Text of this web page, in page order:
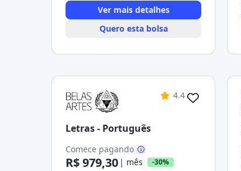
Ver mais detalhes
Quero esta bolsa
4.4
Letras - Português
Comece pagando
R$ 979,30 | mês -30%